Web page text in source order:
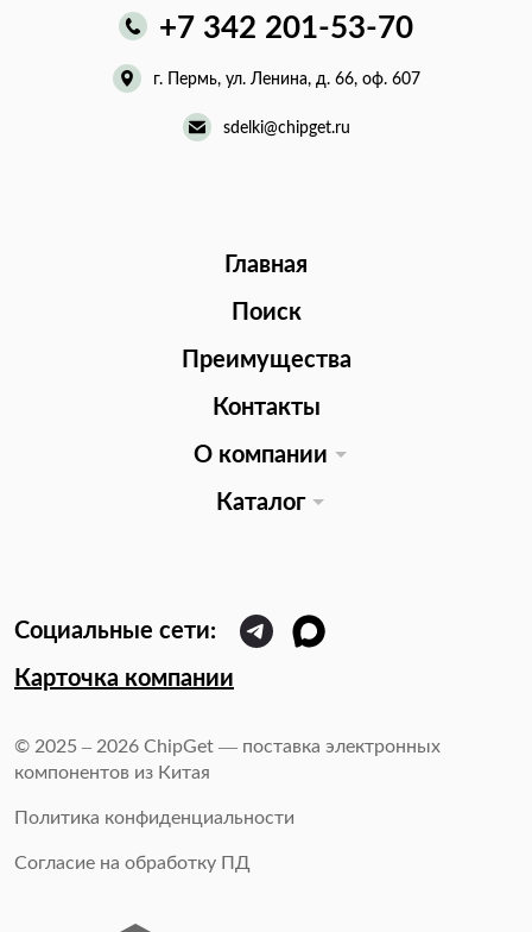
+7 342 201-53-70
г. Пермь, ул. Ленина, д. 66, оф. 607
sdelki@chipget.ru
Главная
Поиск
Преимущества
Контакты
О компании
Каталог
Карточка компании
© 2025 – 2026 ChipGet — поставка электронных
компонентов из Китая
Политика конфиденциальности
Согласие на обработку ПД